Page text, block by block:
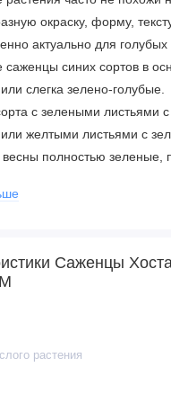
окраску, форму,
актуально для голубых
синих сортов в
слегка зелено-голубые.
с зелеными листьями
желтыми листьями с
весны полностью зеленые,
начинать беспокоиться,
голубые (многое
Голубой цвет растения
воску, покрывающему
весной.
с белыми листьями
Саженцы
растения